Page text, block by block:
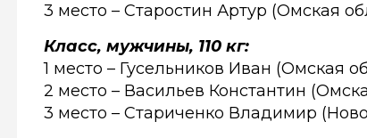
3 место – Старостин Артур (Омская
Класс, мужчины, 110 кг:
1 место – Гусельников Иван (Омская
2 место – Васильев Константин
3 место – Стариченко Владимир